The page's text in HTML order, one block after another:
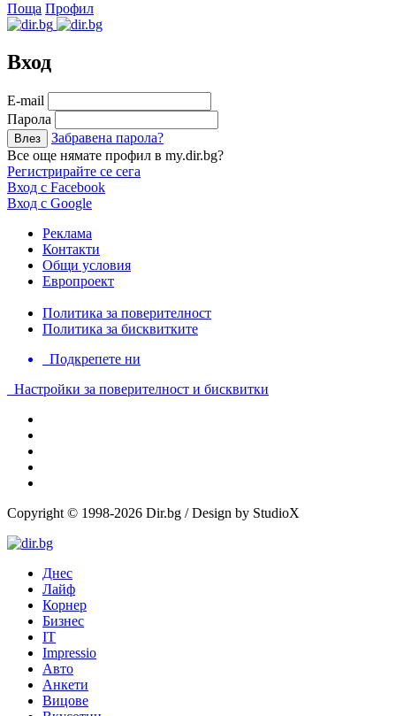
Поща Профил
Вход
Е-mail
Парола
Забравена парола?
Все още нямате профил в my.dir.bg?
Регистрирайте се сега
Вход с Facebook
Вход с Google
Реклама
Контакти
Общи условия
Европроект
Политика за поверителност
Политика за бисквитките
Подкрепете ни
Настройки за поверителност и бисквитки
Copyright © 1998-2026 Dir.bg / Design by StudioX
Днес
Лайф
Корнер
Бизнес
IT
Impressio
Авто
Анкети
Вицове